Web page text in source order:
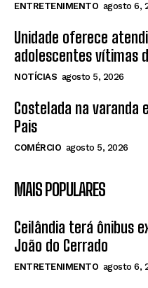
ENTRETENIMENTO agosto 6,
Unidade oferece
adolescentes vítimas
NOTÍCIAS agosto 5, 2026
Costelada na varanda
Pais
COMÉRCIO agosto 5, 2026
MAIS POPULARES
Ceilândia terá ônibus
João do Cerrado
ENTRETENIMENTO agosto 6,